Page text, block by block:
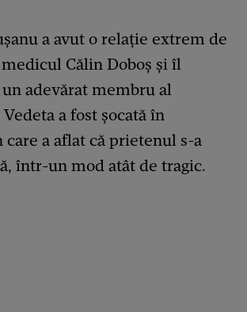
a avut o relație extrem de
Călin Doboș și îl
adevărat membru al
a fost șocată în
a aflat că prietenul s-a
într-un mod atât de tragic.